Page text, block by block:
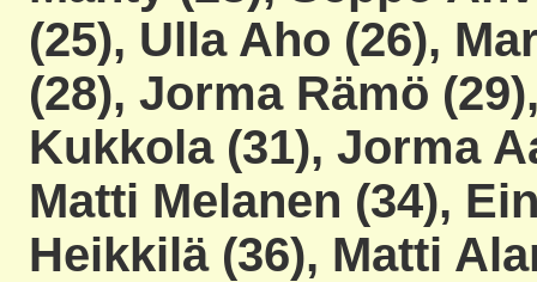
(25), Ulla Aho (26),
(28), Jorma Rämö (29
Kukkola (31), Jorma
Matti Melanen (34),
Heikkilä (36), Matti